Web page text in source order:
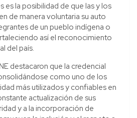
es la posibilidad de que las y los
de manera voluntaria su auto
de un pueblo indígena o
así el reconocimiento
del país.
destacaron que la credencial
como uno de los
más utilizados y confiables en
actualización de sus
y a la incorporación de